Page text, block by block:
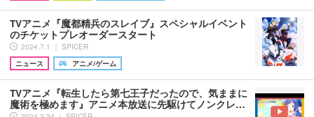
TVアニメ『魔都精兵のスレイブ』スペシャルイベント
のチケットプレオーダースタート
2024.7.1 ｜ SPICER
ニュース
アニメ/ゲーム
TVアニメ『転生したら第七王子だったので、気ままに
魔術を極めます』アニメ本放送に先駆けてノンクレ…